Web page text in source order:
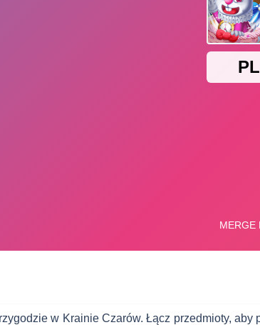
w Krainie Czarów. Łącz przedmioty,